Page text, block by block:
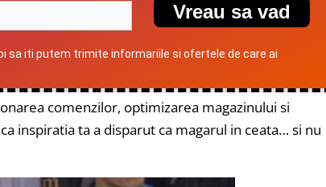
Vreau sa vad
sa iti putem trimite informariile si ofertele de care ai
comenzilor, optimizarea magazinului si
inspiratia ta a disparut ca magarul in ceata… si nu